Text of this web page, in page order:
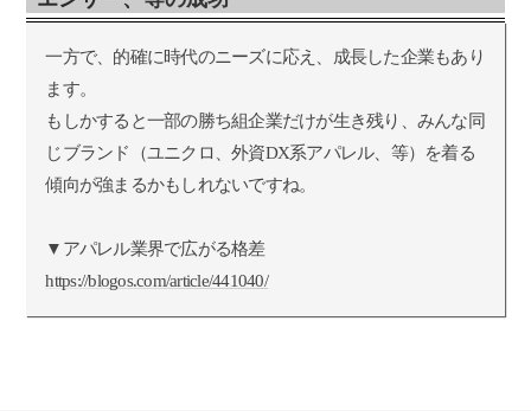
一方で、的確に時代のニーズに応え、成長した企業もあり
ます。
もしかすると一部の勝ち組企業だけが生き残り、みんな同
じブランド（ユニクロ、外資DX系アパレル、等）を着る
傾向が強まるかもしれないですね。
▼アパレル業界で広がる格差
https://blogos.com/article/441040/